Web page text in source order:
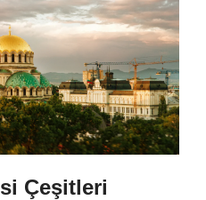
Çeşitleri